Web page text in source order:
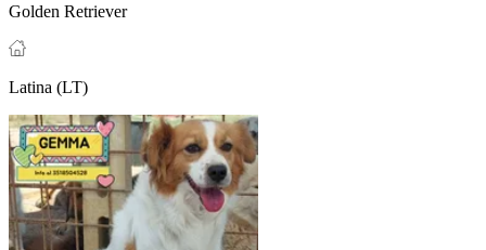
Golden Retriever
Latina (LT)